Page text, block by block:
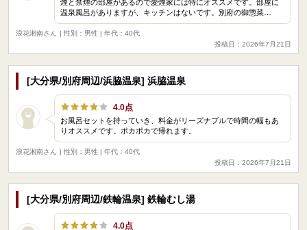
煙と禁煙の部屋があるので愛煙家には特にオススメです。部屋に
温泉風呂がありますが、キッチンはないです。別府の御惣菜…
浪花湘南さん
| 性別：男性 | 年代：40代
投稿日：2026年7月21日
[大分県/別府周辺/浜脇温泉] 浜脇温泉
4.0点
お風呂セットを持っていき、料金がリーズナブルで時間の幅もあ
りオススメです。ポカポカで帰れます。
浪花湘南さん
| 性別：男性 | 年代：40代
投稿日：2026年7月21日
[大分県/別府周辺/鉄輪温泉] 鉄輪むし湯
4.0点